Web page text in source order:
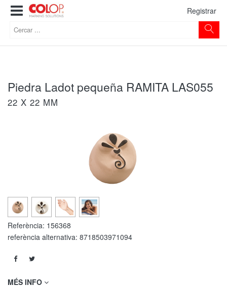
Registrar
Piedra Ladot pequeña RAMITA LAS055
22 X 22 MM
Referència: 156368
referència alternativa: 8718503971094
MÉS INFO